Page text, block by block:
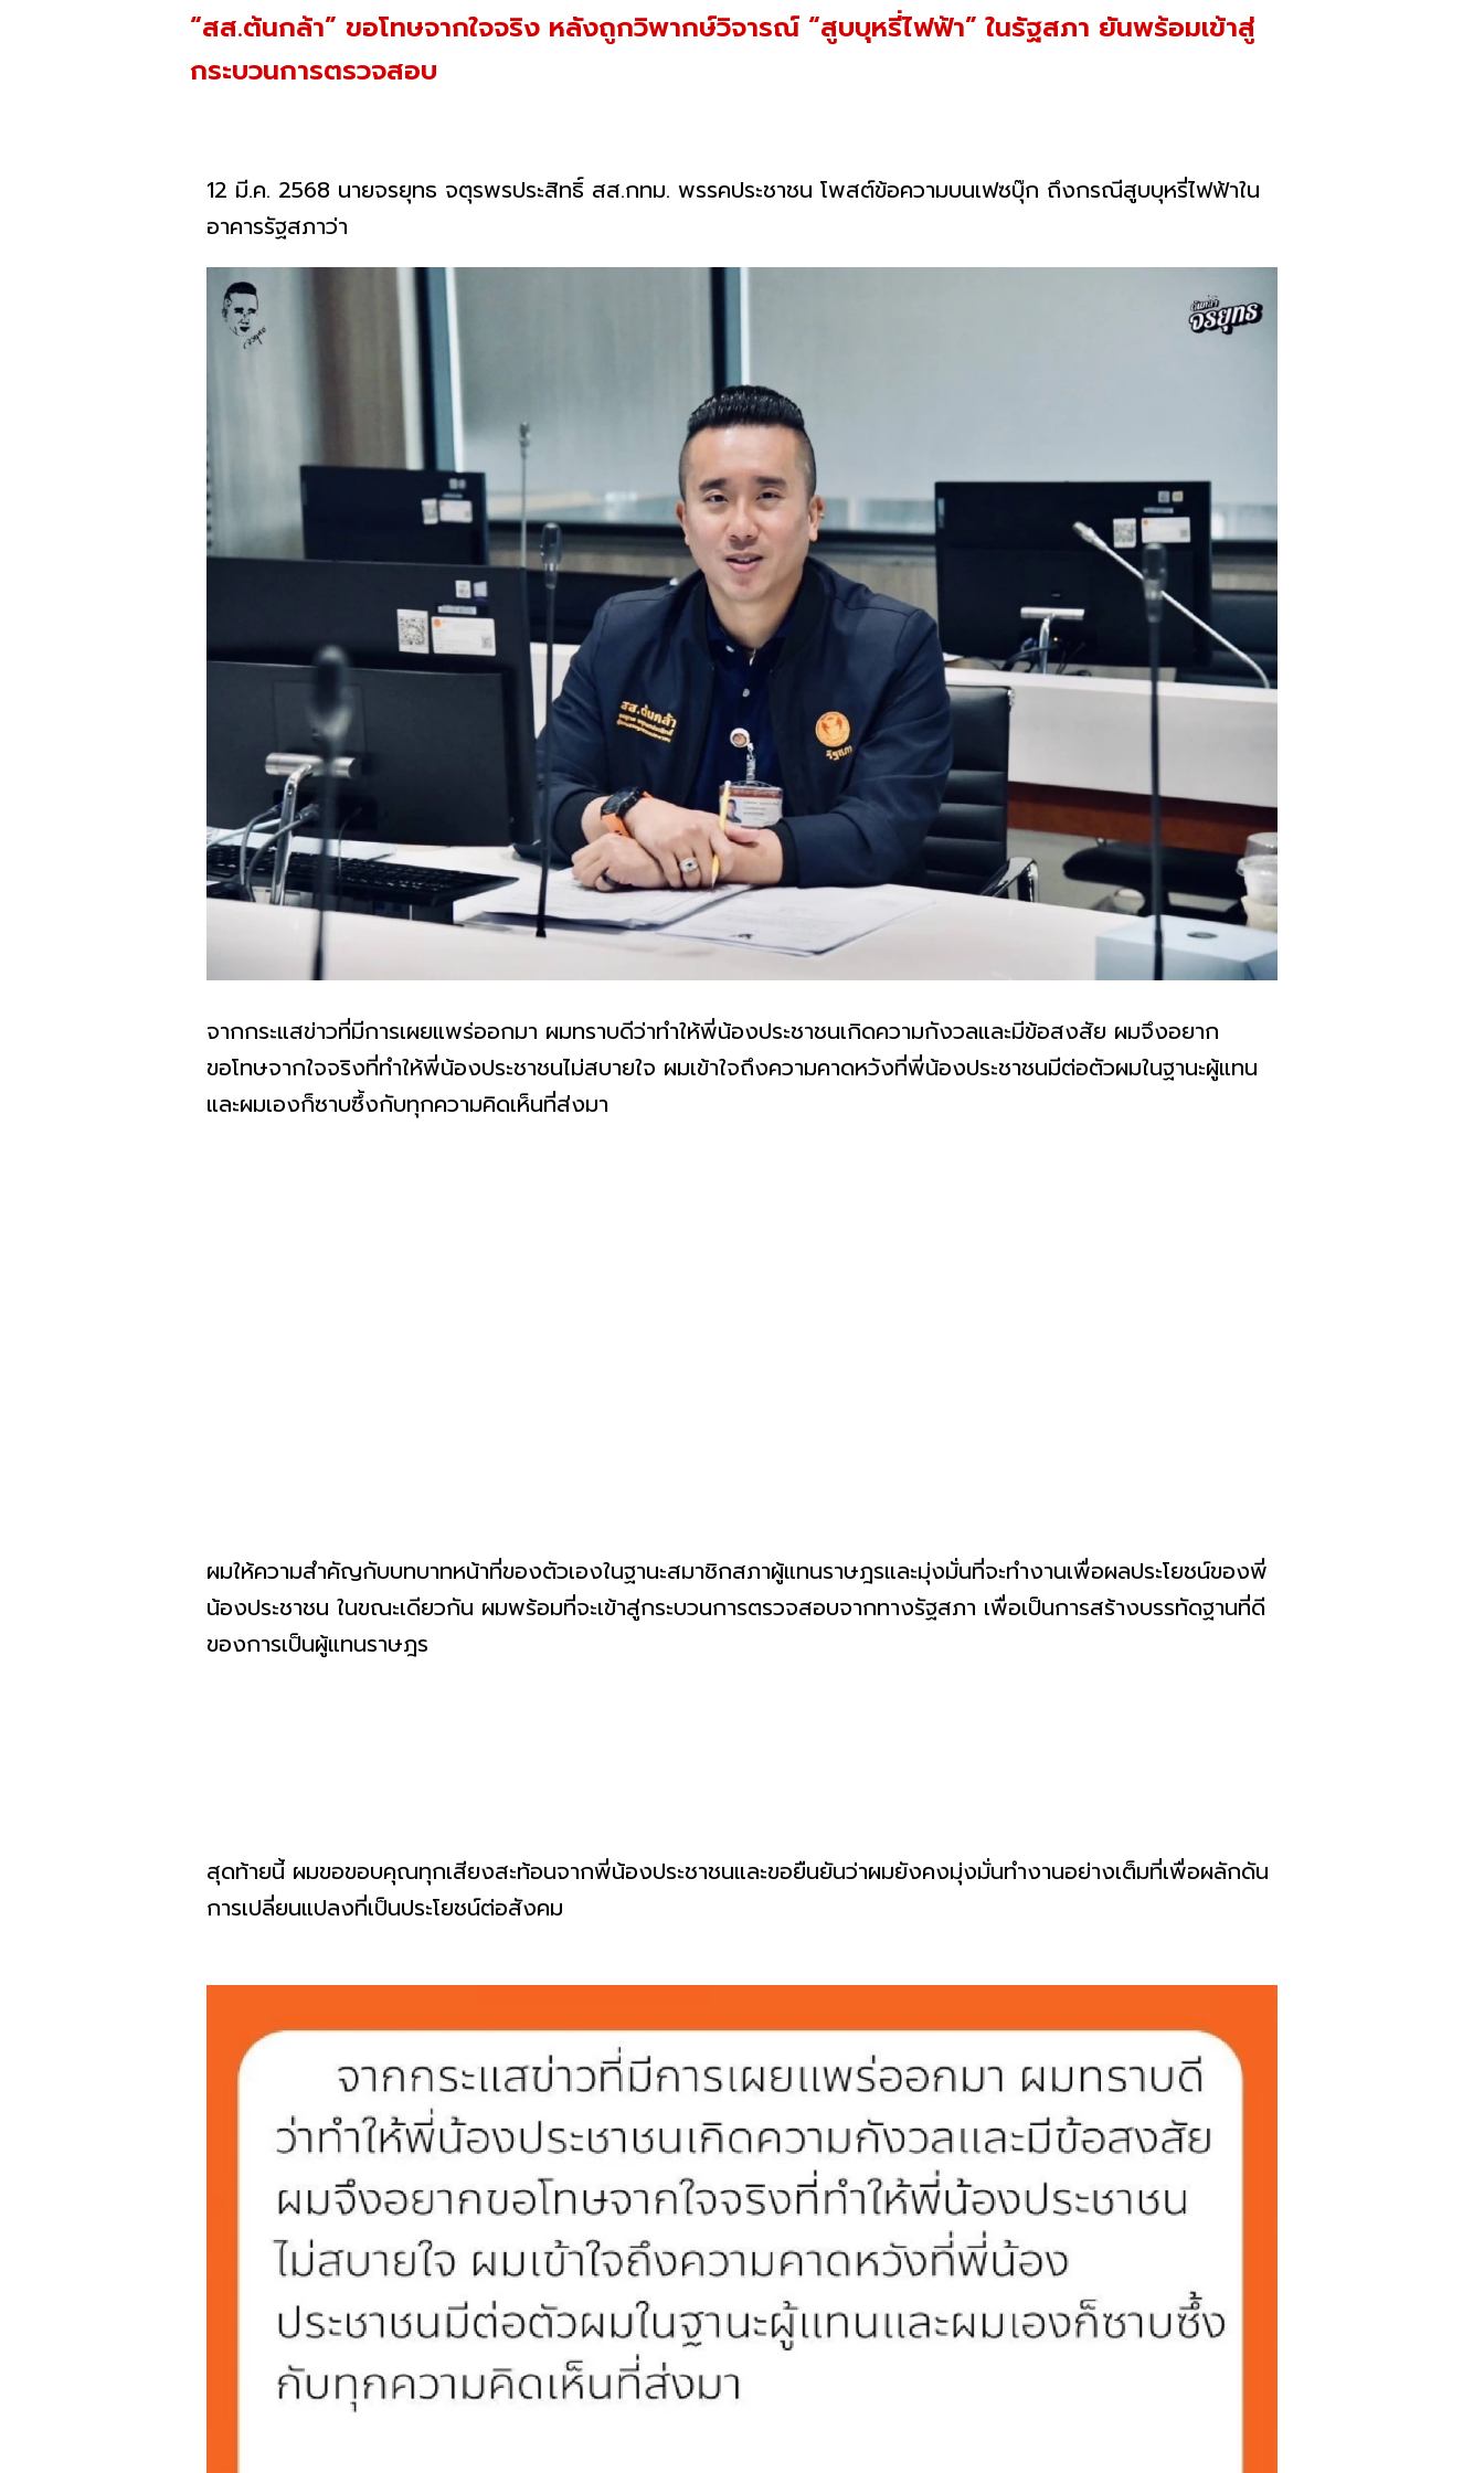
“สส.ต้นกล้า” ขอโทษจากใจจริง หลังถูกวิพากษ์วิจารณ์ “สูบบุหรี่ไฟฟ้า” ในรัฐสภา ยันพร้อมเข้าสู่
กระบวนการตรวจสอบ
12 มี.ค. 2568 นายจรยุทธ จตุรพรประสิทธิ์ สส.กทม. พรรคประชาชน โพสต์ข้อความบนเฟซบุ๊ก ถึงกรณีสูบบุหรี่ไฟฟ้าใน
อาคารรัฐสภาว่า
จากกระแสข่าวที่มีการเผยแพร่ออกมา ผมทราบดีว่าทำให้พี่น้องประชาชนเกิดความกังวลและมีข้อสงสัย ผมจึงอยาก
ขอโทษจากใจจริงที่ทำให้พี่น้องประชาชนไม่สบายใจ ผมเข้าใจถึงความคาดหวังที่พี่น้องประชาชนมีต่อตัวผมในฐานะผู้แทน
และผมเองก็ซาบซึ้งกับทุกความคิดเห็นที่ส่งมา
ผมให้ความสำคัญกับบทบาทหน้าที่ของตัวเองในฐานะสมาชิกสภาผู้แทนราษฎรและมุ่งมั่นที่จะทำงานเพื่อผลประโยชน์ของพี่
น้องประชาชน ในขณะเดียวกัน ผมพร้อมที่จะเข้าสู่กระบวนการตรวจสอบจากทางรัฐสภา เพื่อเป็นการสร้างบรรทัดฐานที่ดี
ของการเป็นผู้แทนราษฎร
สุดท้ายนี้ ผมขอขอบคุณทุกเสียงสะท้อนจากพี่น้องประชาชนและขอยืนยันว่าผมยังคงมุ่งมั่นทำงานอย่างเต็มที่เพื่อผลักดัน
การเปลี่ยนแปลงที่เป็นประโยชน์ต่อสังคม